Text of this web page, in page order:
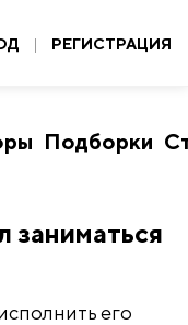
| РЕГИСТРАЦИЯ
Подборки
заниматься
его